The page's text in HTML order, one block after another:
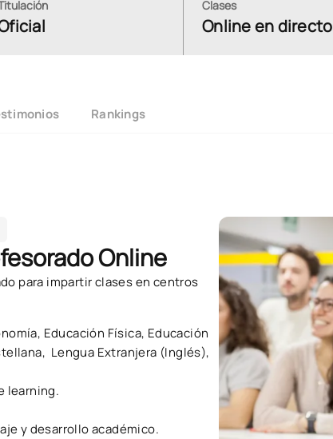
Clases
Online en directo
Rankings
Online
para impartir clases en centros
Educación Física, Educación
Lengua Extranjera (Inglés),
learning.
y desarrollo académico.